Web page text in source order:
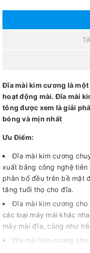
Đĩa mài kim cương là
hoạt động mài. Đĩa mài
tông được xem là giải
bóng và mịn nhất
Ưu Điểm:
Đĩa mài kim cương
xuất bằng công nghệ
phân bố đều trên bề mặt
tăng tuổi thọ cho đĩa.
Đĩa mài kim cương
các loại máy mài khác
máy mài đĩa, cũng như
Đĩa mài kim cương cho